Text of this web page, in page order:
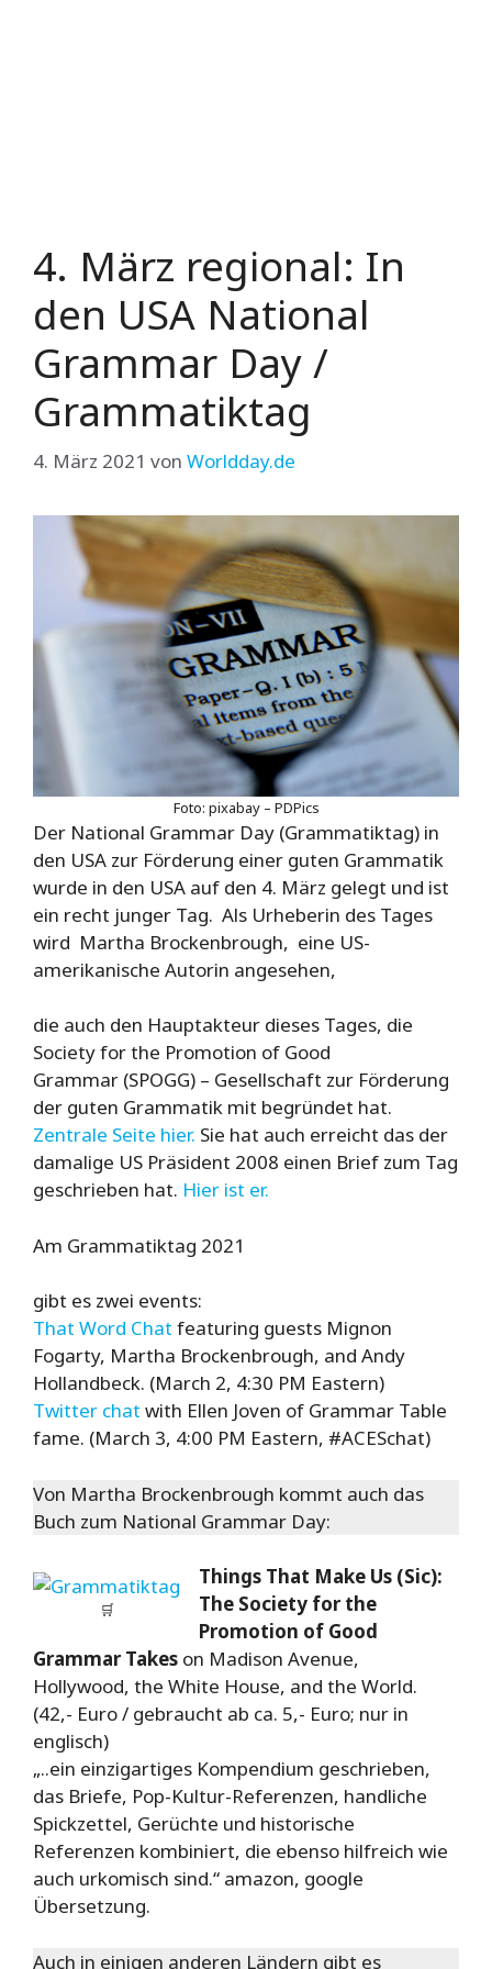
4. März regional: In
den USA National
Grammar Day /
Grammatiktag
4. März 2021 von Worldday.de
Foto: pixabay – PDPics
Der National Grammar Day (Grammatiktag) in
den USA zur Förderung einer guten Grammatik
wurde in den USA auf den 4. März gelegt und ist
ein recht junger Tag. Als Urheberin des Tages
wird Martha Brockenbrough, eine US-
amerikanische Autorin angesehen,
die auch den Haupt­akteur dieses Tages, die
Society for the Promotion of Good
Grammar (SPOGG) – Gesellschaft zur Förderung
der guten Grammatik mit begründet hat.
Zentrale Seite hier. Sie hat auch erreicht das der
damalige US Präsident 2008 einen Brief zum Tag
geschrieben hat. Hier ist er.
Am Grammatiktag 2021
gibt es zwei events:
That Word Chat featuring guests Mignon
Fogarty, Martha Brockenbrough, and Andy
Hollandbeck. (March 2, 4:30 PM Eastern)
Twitter chat with Ellen Joven of Grammar Table
fame. (March 3, 4:00 PM Eastern, #ACESchat)
Von Martha Brockenbrough kommt auch das
Buch zum National Grammar Day:
🛒
Things That Make Us (Sic):
The Society for the
Promotion of Good
Grammar Takes on Madison Avenue,
Hollywood, the White House, and the World.
(42,- Euro / gebraucht ab ca. 5,- Euro; nur in
englisch)
„..ein einzigartiges Kompendium geschrieben,
das Briefe, Pop-Kultur-Referenzen, handliche
Spickzettel, Gerüchte und historische
Referenzen kombiniert, die ebenso hilfreich wie
auch urkomisch sind.“ amazon, google
Übersetzung.
Auch in einigen anderen Ländern gibt es